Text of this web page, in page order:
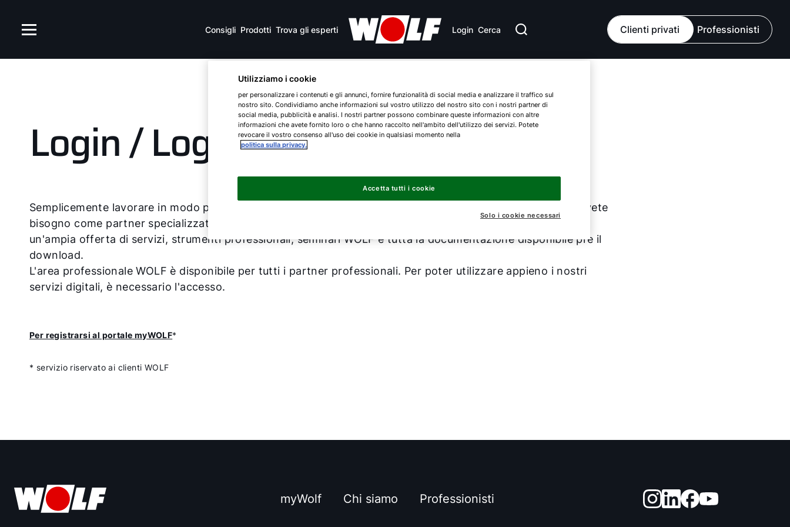
Consigli Prodotti Trova gli esperti Login Cerca Clienti privati Professionisti
Login / Logout
Semplicemente lavorare in modo più efficiente e redditizio. Nel portale myWOLF troverete tutto ciò di cui avete
bisogno come partner specializzato per la vostra attività quotidiana con WOLF. Dal catalogo dei prodotti,
un'ampia offerta di servizi, strumenti professionali, seminari WOLF e tutta la documentazione disponibile pre il
download.
L'area professionale WOLF è disponibile per tutti i partner professionali. Per poter utilizzare appieno i nostri
servizi digitali, è necessario l'accesso.
Per registrarsi al portale myWOLF*
* servizio riservato ai clienti WOLF
myWolf Chi siamo Professionisti
Utilizziamo i cookie
per personalizzare i contenuti e gli annunci, fornire funzionalità di social media e analizzare il traffico sul
nostro sito. Condividiamo anche informazioni sul vostro utilizzo del nostro sito con i nostri partner di
social media, pubblicità e analisi. I nostri partner possono combinare queste informazioni con altre
informazioni che avete fornito loro o che hanno raccolto nell'ambito dell'utilizzo dei servizi. Potete
revocare il vostro consenso all'uso dei cookie in qualsiasi momento nella
politica sulla privacy.
Solo i cookie necessari
Accetta tutti i cookie